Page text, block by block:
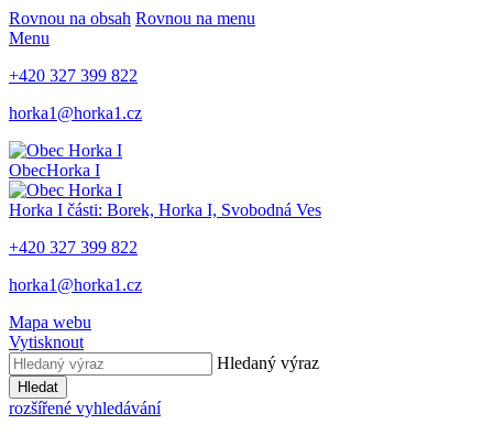
Rovnou na obsah Rovnou na menu
Menu
+420 327 399 822
horka1@horka1.cz
ObecHorka I
Horka I části: Borek, Horka I, Svobodná Ves
+420 327 399 822
horka1@horka1.cz
Mapa webu
Vytisknout
Hledaný výraz
Hledat
rozšířené vyhledávání